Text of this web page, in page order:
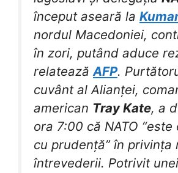
început aseară la
nordul Macedoniei,
în zori, putând aduce
relateazăAFP.
cuvânt al Alianței,
american Tray Kate, a
ora 7:00 că NATO
cu prudență” în privința
întrevederii. Potrivit